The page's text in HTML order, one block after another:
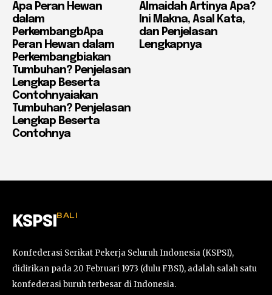
Apa Peran Hewan
dalam
PerkembangbApa
Peran Hewan dalam
Perkembangbiakan
Tumbuhan? Penjelasan
Lengkap Beserta
Contohnyaiakan
Tumbuhan? Penjelasan
Lengkap Beserta
Contohnya
Almaidah Artinya Apa?
Ini Makna, Asal Kata,
dan Penjelasan
Lengkapnya
KSPSI BALI
Konfederasi Serikat Pekerja Seluruh Indonesia (KSPSI),
didirikan pada 20 Februari 1973 (dulu FBSI), adalah salah satu
konfederasi buruh terbesar di Indonesia.